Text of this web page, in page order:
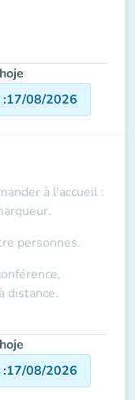
:17/08/2026
à l'accueil :
personnes.
distance.
:17/08/2026